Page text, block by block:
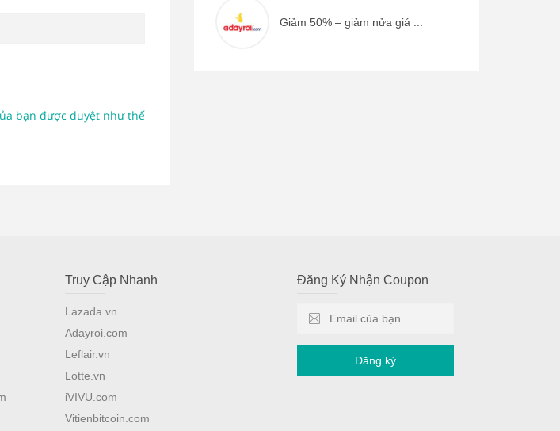
bạn được duyệt như thế
Giảm 50% – giảm nửa giá ...
Truy Cập Nhanh
Lazada.vn
Adayroi.com
Leflair.vn
Lotte.vn
iVIVU.com
Vitienbitcoin.com
Đăng Ký Nhận Coupon
Đăng ký